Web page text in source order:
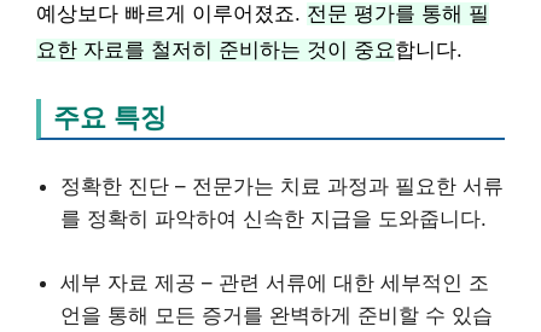
예상보다 빠르게 이루어졌죠. 전문 평가를 통해 필
요한 자료를 철저히 준비하는 것이 중요합니다.
주요 특징
정확한 진단 – 전문가는 치료 과정과 필요한 서류
를 정확히 파악하여 신속한 지급을 도와줍니다.
세부 자료 제공 – 관련 서류에 대한 세부적인 조
언을 통해 모든 증거를 완벽하게 준비할 수 있습